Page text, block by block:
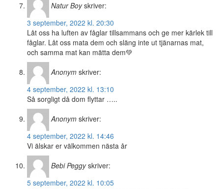
Natur Boy skriver:
3 september, 2022 kl. 20:30
Låt oss ha luften av fåglar tillsammans och ge mer kärlek till
fåglar. Låt oss mata dem och släng inte ut tjänarnas mat,
och samma mat kan mätta dem💚
Anonym skriver:
4 september, 2022 kl. 13:10
Så sorgligt då dom flyttar …..
Anonym skriver:
4 september, 2022 kl. 14:46
Vi älskar er välkommen nästa år
Bebi Peggy skriver:
5 september, 2022 kl. 10:05